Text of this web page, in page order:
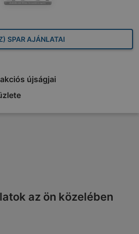
SPAR AJÁNLATAI
újságjai
az ön közelében